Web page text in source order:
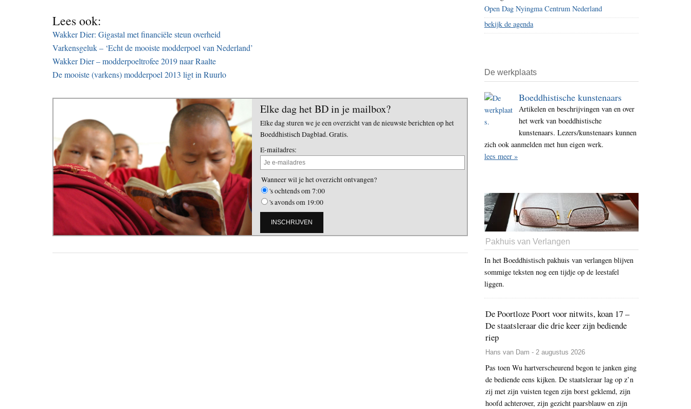
Lees ook:
Wakker Dier: Gigastal met financiële steun overheid
Varkensgeluk – ‘Echt de mooiste modderpoel van Nederland’
Wakker Dier – modderpoeltrofee 2019 naar Raalte
De mooiste (varkens) modderpoel 2013 ligt in Ruurlo
Elke dag het BD in je mailbox?
Elke dag sturen we je een overzicht van de nieuwste berichten op het
Boeddhistisch Dagblad. Gratis.
E-mailadres:
Wanneer wil je het overzicht ontvangen?
's ochtends om 7:00
's avonds om 19:00
Open Dag Nyingma Centrum Nederland
bekijk de agenda
De werkplaats
Boeddhistische kunstenaars
Artikelen en beschrijvingen van en over
het werk van boeddhistische
kunstenaars. Lezers/kunstenaars kunnen
zich ook aanmelden met hun eigen werk.
lees meer »
Pakhuis van Verlangen
In het Boeddhistisch pakhuis van verlangen blijven
sommige teksten nog een tijdje op de leestafel
liggen.
De Poortloze Poort voor nitwits, koan 17 –
De staatsleraar die drie keer zijn bediende
riep
Hans van Dam - 2 augustus 2026
Pas toen Wu hartverscheurend begon te janken ging
de bediende eens kijken. De staatsleraar lag op z’n
zij met zijn vuisten tegen zijn borst geklemd, zijn
hoofd achterover, zijn gezicht paarsblauw en zijn